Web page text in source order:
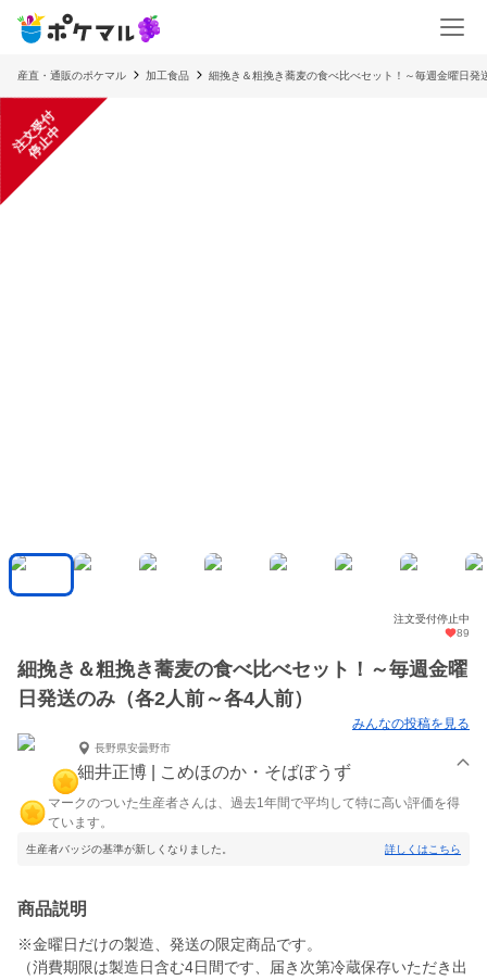
産直・通販のポケマル 加工食品 細挽き＆粗挽き蕎麦の食べ比べセット！～毎週金曜日発
注
文
受
付
停
止
中
注文受付停止中
89
細挽き＆粗挽き蕎麦の食べ比べセット！～毎週金曜
日発送のみ（各2人前～各4人前）
みんなの投稿を見る
長野県安曇野市
細井正博 | こめほのか・そばぼうず
マークのついた生産者さんは、過去1年間で平均して特に高い評価を得
ています。
生産者バッジの基準が新しくなりました。 詳しくはこちら
商品説明
※金曜日だけの製造、発送の限定商品です。
（消費期限は製造日含む4日間です、届き次第冷蔵保存いただき出